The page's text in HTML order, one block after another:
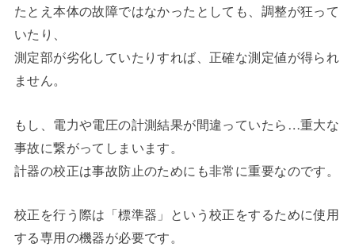
たとえ本体の故障ではなかったとしても、調整が狂って
いたり、
測定部が劣化していたりすれば、正確な測定値が得られ
ません。
もし、電力や電圧の計測結果が間違っていたら…重大な
事故に繋がってしまいます。
計器の校正は事故防止のためにも非常に重要なのです。
校正を行う際は「標準器」という校正をするために使用
する専用の機器が必要です。